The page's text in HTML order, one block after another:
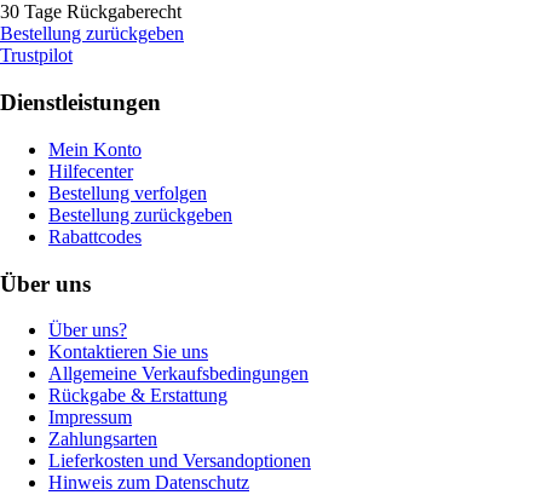
30 Tage Rückgaberecht
Bestellung zurückgeben
Trustpilot
Dienstleistungen
Mein Konto
Hilfecenter
Bestellung verfolgen
Bestellung zurückgeben
Rabattcodes
Über uns
Über uns?
Kontaktieren Sie uns
Allgemeine Verkaufsbedingungen
Rückgabe & Erstattung
Impressum
Zahlungsarten
Lieferkosten und Versandoptionen
Hinweis zum Datenschutz